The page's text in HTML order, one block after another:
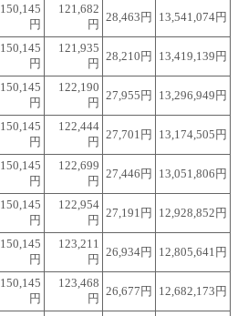
150,145
円
121,682
円
28,463円 13,541,074円
150,145
円
121,935
円
28,210円 13,419,139円
150,145
円
122,190
円
27,955円 13,296,949円
150,145
円
122,444
円
27,701円 13,174,505円
150,145
円
122,699
円
27,446円 13,051,806円
150,145
円
122,954
円
27,191円 12,928,852円
150,145
円
123,211
円
26,934円 12,805,641円
150,145
円
123,468
円
26,677円 12,682,173円